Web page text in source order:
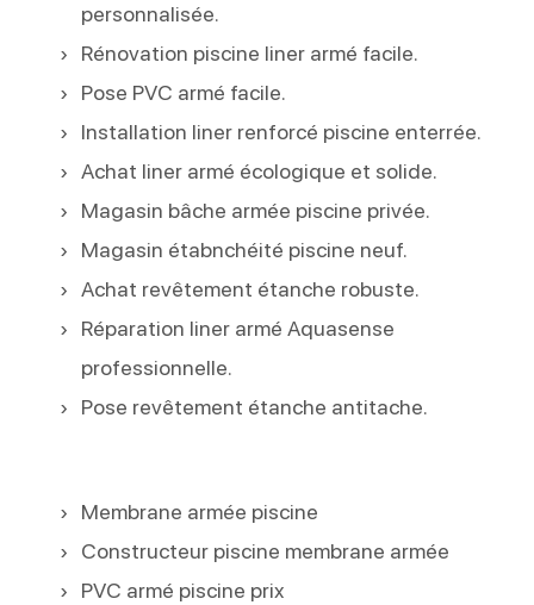
personnalisée.
Rénovation piscine liner armé facile.
Pose PVC armé facile.
Installation liner renforcé piscine enterrée.
Achat liner armé écologique et solide.
Magasin bâche armée piscine privée.
Magasin étabnchéité piscine neuf.
Achat revêtement étanche robuste.
Réparation liner armé Aquasense
professionnelle.
Pose revêtement étanche antitache.
Membrane armée piscine
Constructeur piscine membrane armée
PVC armé piscine prix